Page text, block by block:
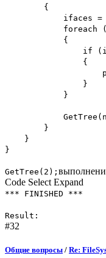
{
ifaces = n-
foreach
{
if (iface-
{
println("Name:
}
}
GetTree(n-
}
}
}
GetTree(2);
Code Select Expand
*** FINISHED ***
Result:
#32
Общие вопросы / Re: